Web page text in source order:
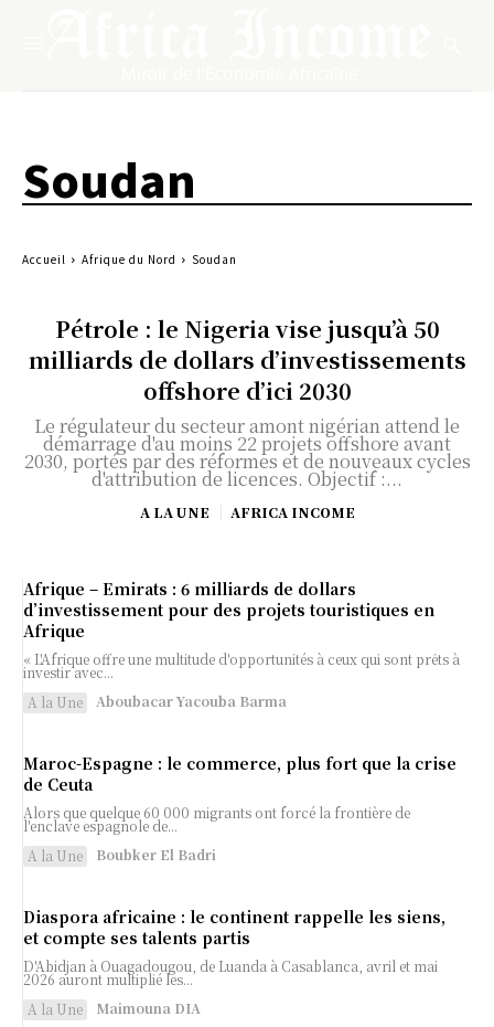
Soudan
Accueil Afrique du Nord Soudan
Pétrole : le Nigeria vise jusqu’à 50
milliards de dollars d’investissements
offshore d’ici 2030
Le régulateur du secteur amont nigérian attend le
démarrage d'au moins 22 projets offshore avant
2030, portés par des réformes et de nouveaux cycles
d'attribution de licences. Objectif :...
A LA UNE AFRICA INCOME
Afrique – Emirats : 6 milliards de dollars
d’investissement pour des projets touristiques en
Afrique
« L'Afrique offre une multitude d'opportunités à ceux qui sont prêts à
investir avec...
A la Une
Aboubacar Yacouba Barma
Maroc-Espagne : le commerce, plus fort que la crise
de Ceuta
Alors que quelque 60 000 migrants ont forcé la frontière de
l'enclave espagnole de...
A la Une
Boubker El Badri
Diaspora africaine : le continent rappelle les siens,
et compte ses talents partis
D'Abidjan à Ouagadougou, de Luanda à Casablanca, avril et mai
2026 auront multiplié les...
A la Une
Maimouna DIA